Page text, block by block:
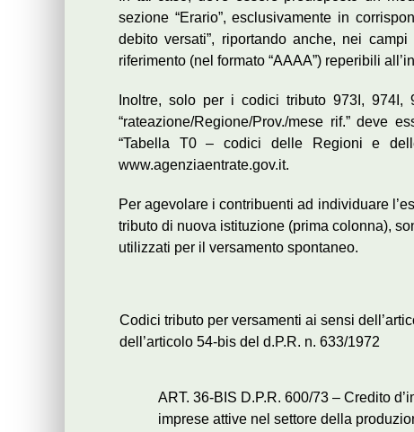
sezione “Erario”, esclusivamente in
debito versati”, riportando anche, nei
riferimento (nel formato “AAAA”) reperibili
Inoltre, solo per i codici tributo 973I,
“rateazione/Regione/Prov./mese rif.” deve
“Tabella T0 – codici delle Regioni e
www.agenziaentrate.gov.it.
Per agevolare i contribuenti ad individuare
tributo di nuova istituzione (prima colonna),
utilizzati per il versamento spontaneo.
Codici tributo per versamenti ai sensi
dell’articolo 54-bis del d.P.R. n. 633/1972
ART. 36-BIS D.P.R. 600/73 – Credito
imprese attive nel settore della